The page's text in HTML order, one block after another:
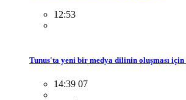
12:53
Tunus'ta yeni bir medya dilinin oluşması için
14:39 07